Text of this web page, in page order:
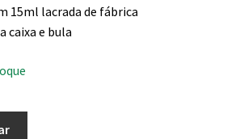
15ml lacrada de fábrica
caixa e bula